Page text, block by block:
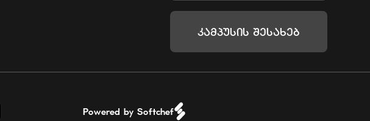
Კამპუსის Შესახებ
Powered by Softchef